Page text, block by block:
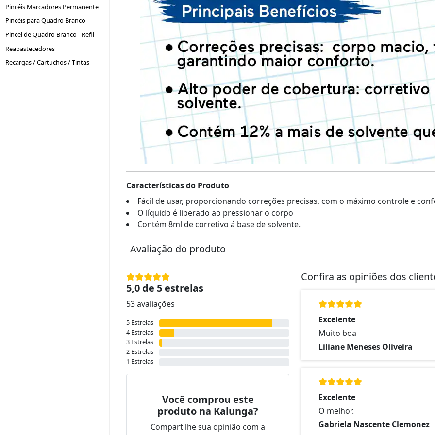
Pincéis Marcadores Permanente
Pincéis para Quadro Branco
Pincel de Quadro Branco - Refil
Reabastecedores
Recargas / Cartuchos / Tintas
Características do Produto
Fácil de usar, proporcionando correções precisas, com o máximo controle e
O líquido é liberado ao pressionar o corpo
Contém 8ml de corretivo á base de solvente.
Avaliação do produto
5,0 de 5 estrelas
53 avaliações
5 Estrelas
4 Estrelas
3 Estrelas
2 Estrelas
1 Estrelas
Você comprou este
produto na Kalunga?
Compartilhe sua opinião com a
Confira as opiniões dos
Excelente
Muito boa
Liliane Meneses Oliveira
Excelente
O melhor.
Gabriela Nascente Clemonez